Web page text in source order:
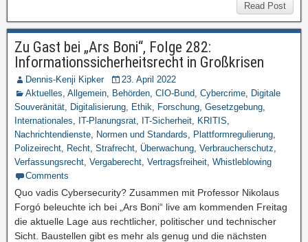
Read Post
Zu Gast bei „Ars Boni“, Folge 282:
Informationssicherheitsrecht in Großkrisen
Dennis-Kenji Kipker
23. April 2022
Aktuelles, Allgemein, Behörden, CIO-Bund, Cybercrime, Digitale
Souveränität, Digitalisierung, Ethik, Forschung, Gesetzgebung,
Internationales, IT-Planungsrat, IT-Sicherheit, KRITIS,
Nachrichtendienste, Normen und Standards, Plattformregulierung,
Polizeirecht, Recht, Strafrecht, Überwachung, Verbraucherschutz,
Verfassungsrecht, Vergaberecht, Vertragsfreiheit, Whistleblowing
Comments
Quo vadis Cybersecurity? Zusammen mit Professor Nikolaus
Forgó beleuchte ich bei „Ars Boni“ live am kommenden Freitag
die aktuelle Lage aus rechtlicher, politischer und technischer
Sicht. Baustellen gibt es mehr als genug und die nächsten